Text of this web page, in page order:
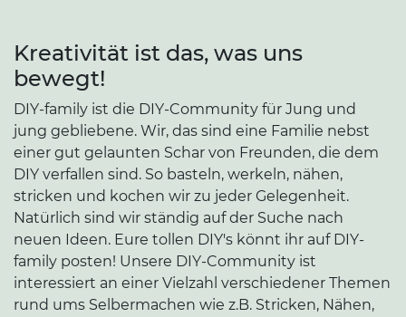
Kreativität ist das, was uns
bewegt!
DIY-family ist die DIY-Community für Jung und
jung gebliebene. Wir, das sind eine Familie nebst
einer gut gelaunten Schar von Freunden, die dem
DIY verfallen sind. So basteln, werkeln, nähen,
stricken und kochen wir zu jeder Gelegenheit.
Natürlich sind wir ständig auf der Suche nach
neuen Ideen. Eure tollen DIY's könnt ihr auf DIY-
family posten! Unsere DIY-Community ist
interessiert an einer Vielzahl verschiedener Themen
rund ums Selbermachen wie z.B. Stricken, Nähen,